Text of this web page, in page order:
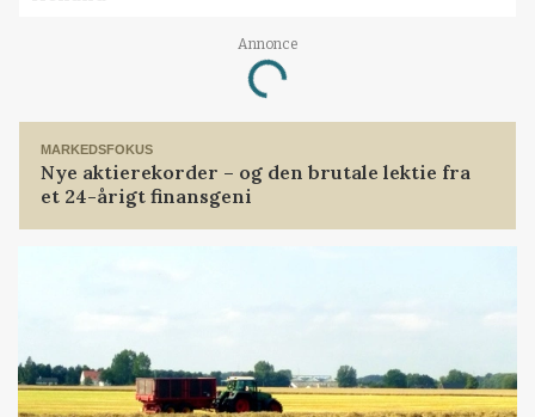
Annonce
Loading...
MARKEDSFOKUS
Nye aktierekorder – og den brutale lektie fra
et 24-årigt finansgeni